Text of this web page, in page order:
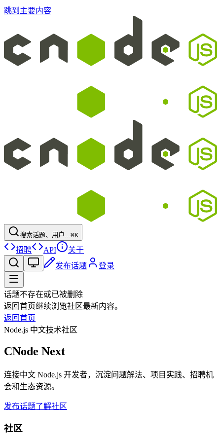
跳到主要内容
搜索话题、用户...⌘K
招聘 API
关于
发布话题
登录
话题不存在或已被删除
返回首页继续浏览社区最新内容。
返回首页
Node.js 中文技术社区
CNode Next
连接中文 Node.js 开发者，沉淀问题解法、项目实践、招聘机
会和生态资源。
发布话题了解社区
社区